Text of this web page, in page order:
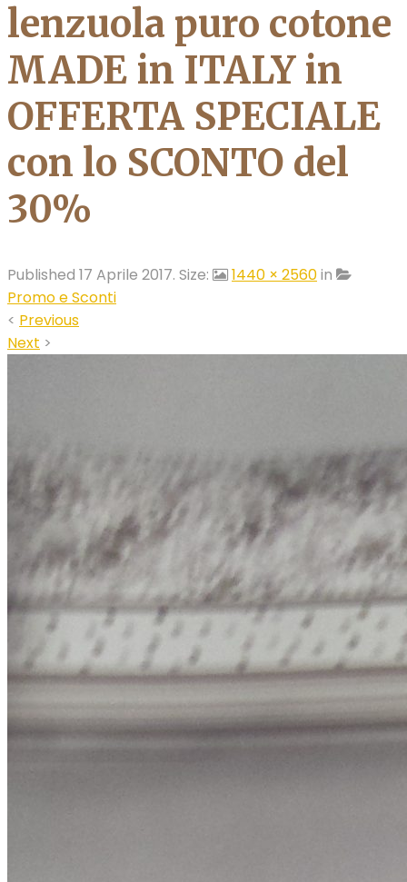
lenzuola puro cotone
MADE in ITALY in
OFFERTA SPECIALE
con lo SCONTO del
30%
Published 17 Aprile 2017. Size: 1440 × 2560in
Promo e Sconti
< Previous
Next >